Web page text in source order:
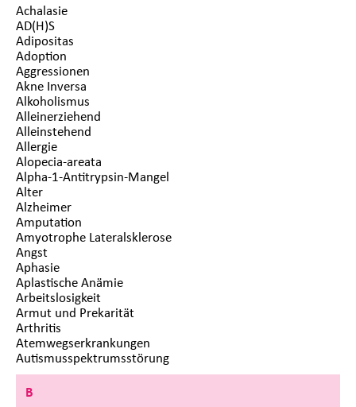
Achalasie
AD(H)S
Adipositas
Adoption
Aggressionen
Akne Inversa
Alkoholismus
Alleinerziehend
Alleinstehend
Allergie
Alopecia-areata
Alpha-1-Antitrypsin-Mangel
Alter
Alzheimer
Amputation
Amyotrophe Lateralsklerose
Angst
Aphasie
Aplastische Anämie
Arbeitslosigkeit
Armut und Prekarität
Arthritis
Atemwegserkrankungen
Autismusspektrumsstörung
B